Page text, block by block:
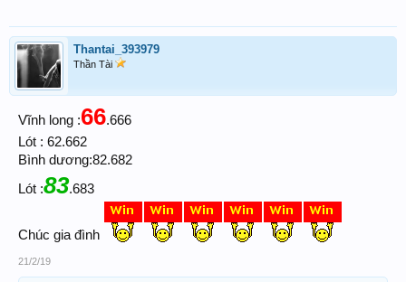
Thantai_393979
Thần Tài
Vĩnh long :66.666
Lót : 62.662
Bình dương:82.682
Lót :83.683
Chúc gia đình
21/2/19